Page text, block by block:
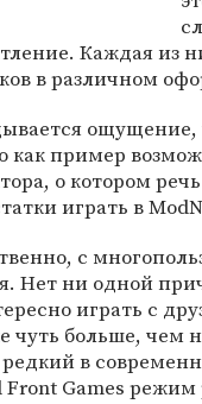
Каждая из
в различном
как пример
о котором
играть в
с
Нет ни одной
играть с
чуть больше, чем
редкий в
Front Games режим